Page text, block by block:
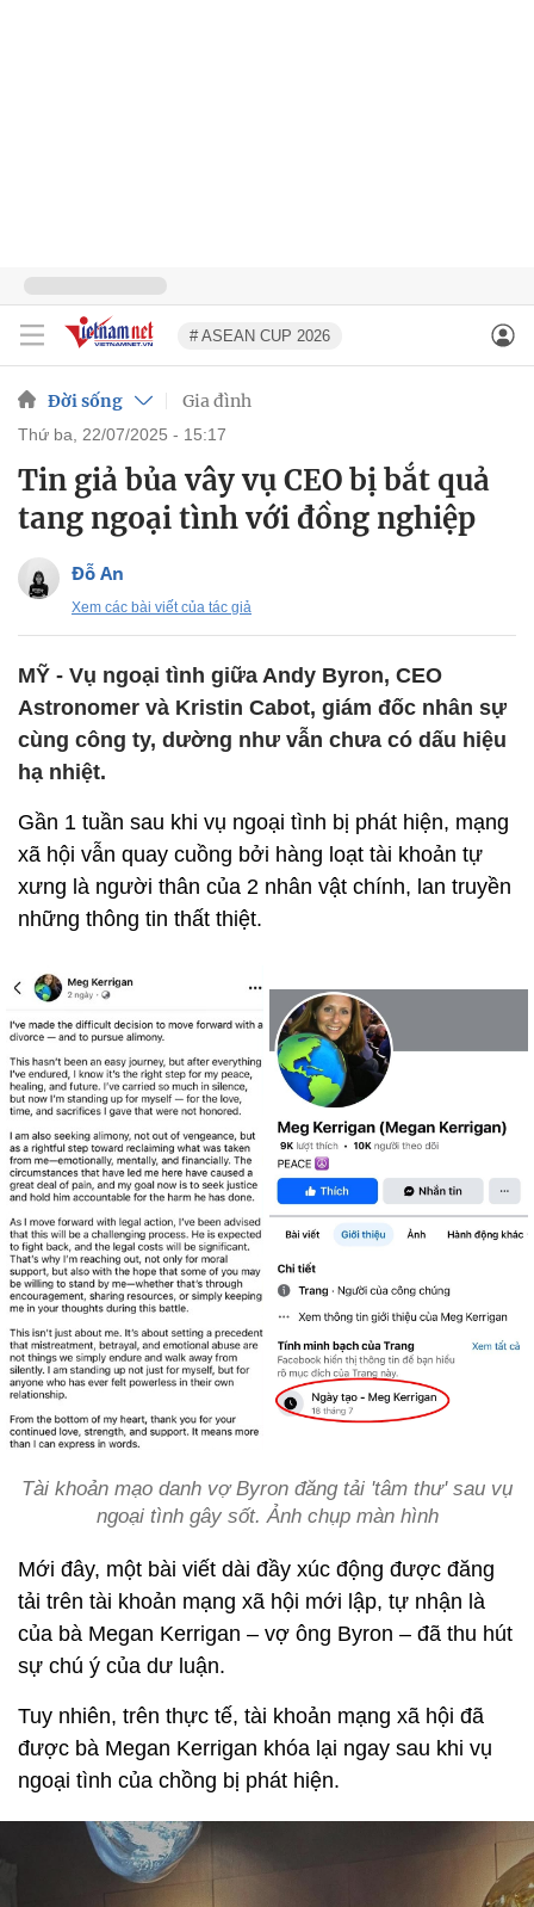
# ASEAN CUP 2026
Đời sống Gia đình
thứ ba, 22/07/2025 - 15:17
Tin giả bủa vây vụ CEO bị bắt quả
tang ngoại tình với đồng nghiệp
Đỗ An
Xem các bài viết của tác giả
MỸ - Vụ ngoại tình giữa Andy Byron, CEO
Astronomer và Kristin Cabot, giám đốc nhân sự
cùng công ty, dường như vẫn chưa có dấu hiệu
hạ nhiệt.
Gần 1 tuần sau khi vụ ngoại tình bị phát hiện, mạng
xã hội vẫn quay cuồng bởi hàng loạt tài khoản tự
xưng là người thân của 2 nhân vật chính, lan truyền
những thông tin thất thiệt.
Tài khoản mạo danh vợ Byron đăng tải 'tâm thư' sau vụ
ngoại tình gây sốt. Ảnh chụp màn hình
Mới đây, một bài viết dài đầy xúc động được đăng
tải trên tài khoản mạng xã hội mới lập, tự nhận là
của bà Megan Kerrigan – vợ ông Byron – đã thu hút
sự chú ý của dư luận.
Tuy nhiên, trên thực tế, tài khoản mạng xã hội đã
được bà Megan Kerrigan khóa lại ngay sau khi vụ
ngoại tình của chồng bị phát hiện.